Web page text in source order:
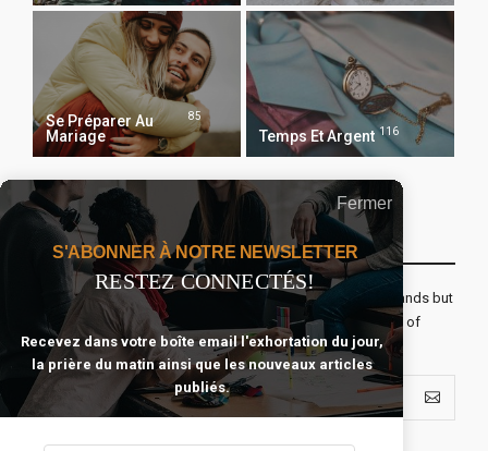
Se Préparer Au
Mariage
85
Temps Et Argent 116
Recevoir Notre Newsletter Chaque Matin
The real voyage of discovery consists not in seeking new lands but
seeing with new eyes. All journeys have secret destinations of
which the traveler is unaware.
Fermer
S'ABONNER À NOTRE NEWSLETTER
RESTEZ CONNECTÉS!
Recevez dans votre boîte email l'exhortation du jour,
la prière du matin ainsi que les nouveaux articles
publiés.